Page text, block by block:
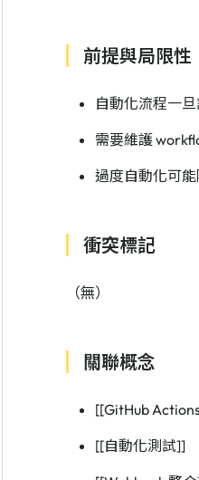
前提與局限性
自動化流程一
需要維護
過度自動化可
衝突標記
（無）
關聯概念
[[GitHub
[[自動化測試]]